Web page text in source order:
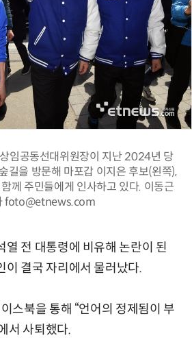
임공동선대위원장이 지난 2024년 당
길을 방문해 마포갑 이지은 후보(왼쪽),
께 주민들에게 인사하고 있다. 이동근
foto@etnews.com
열 전 대통령에 비유해 논란이 된
이 결국 자리에서 물러났다.
스북을 통해 “언어의 정제됨이 부
서 사퇴했다.